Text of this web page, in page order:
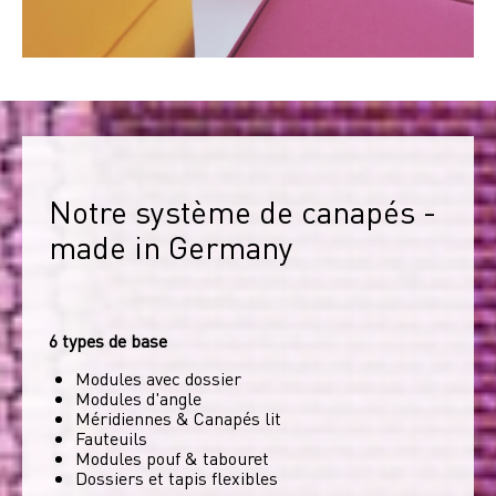
Notre système de canapés -
made in Germany
6 types de base
Modules avec dossier
Modules d'angle
Méridiennes & Canapés lit
Fauteuils
Modules pouf & tabouret
Dossiers et tapis flexibles